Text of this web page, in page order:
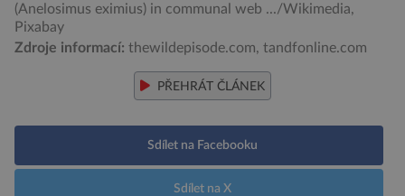
(Anelosimus eximius) in communal web .../Wikimedia,
Pixabay
Zdroje informací: thewildepisode.com, tandfonline.com
PŘEHRÁT ČLÁNEK
Sdílet na Facebooku
Sdílet na X